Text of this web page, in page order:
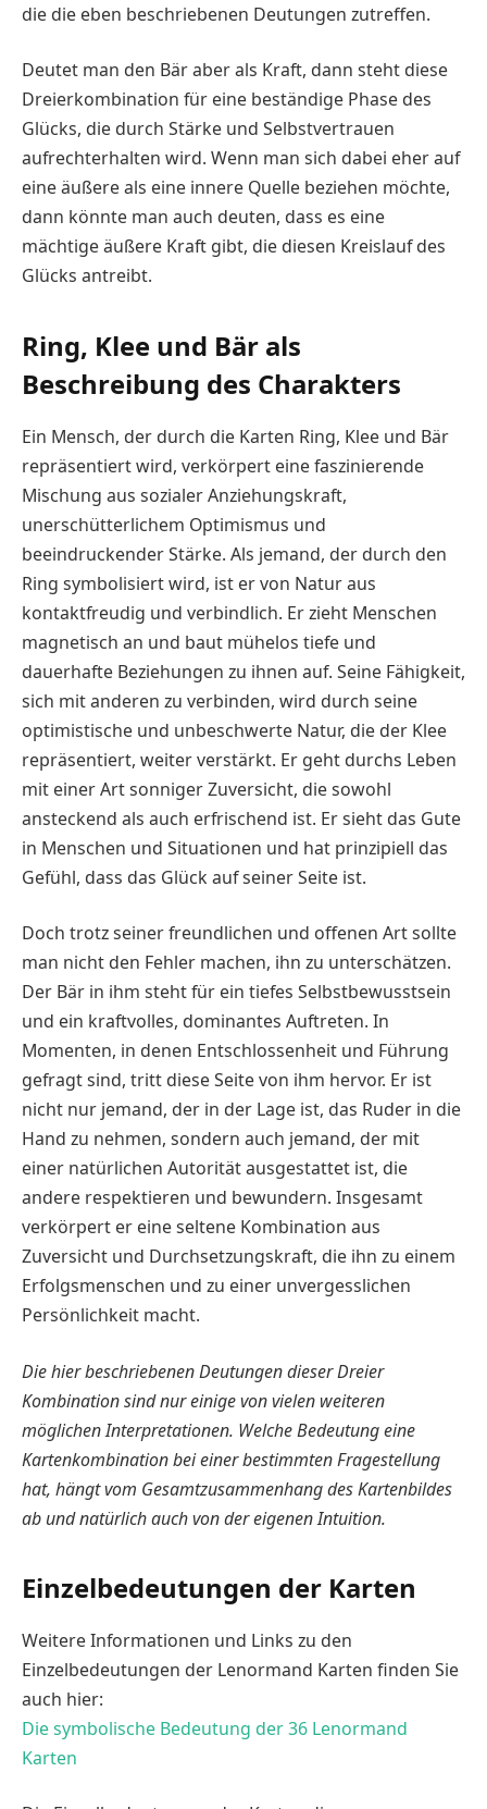
die die eben beschriebenen Deutungen zutreffen.
Deutet man den Bär aber als Kraft, dann steht diese
Dreierkombination für eine beständige Phase des
Glücks, die durch Stärke und Selbstvertrauen
aufrechterhalten wird. Wenn man sich dabei eher auf
eine äußere als eine innere Quelle beziehen möchte,
dann könnte man auch deuten, dass es eine
mächtige äußere Kraft gibt, die diesen Kreislauf des
Glücks antreibt.
Ring, Klee und Bär als
Beschreibung des Charakters
Ein Mensch, der durch die Karten Ring, Klee und Bär
repräsentiert wird, verkörpert eine faszinierende
Mischung aus sozialer Anziehungskraft,
unerschütterlichem Optimismus und
beeindruckender Stärke. Als jemand, der durch den
Ring symbolisiert wird, ist er von Natur aus
kontaktfreudig und verbindlich. Er zieht Menschen
magnetisch an und baut mühelos tiefe und
dauerhafte Beziehungen zu ihnen auf. Seine Fähigkeit,
sich mit anderen zu verbinden, wird durch seine
optimistische und unbeschwerte Natur, die der Klee
repräsentiert, weiter verstärkt. Er geht durchs Leben
mit einer Art sonniger Zuversicht, die sowohl
ansteckend als auch erfrischend ist. Er sieht das Gute
in Menschen und Situationen und hat prinzipiell das
Gefühl, dass das Glück auf seiner Seite ist.
Doch trotz seiner freundlichen und offenen Art sollte
man nicht den Fehler machen, ihn zu unterschätzen.
Der Bär in ihm steht für ein tiefes Selbstbewusstsein
und ein kraftvolles, dominantes Auftreten. In
Momenten, in denen Entschlossenheit und Führung
gefragt sind, tritt diese Seite von ihm hervor. Er ist
nicht nur jemand, der in der Lage ist, das Ruder in die
Hand zu nehmen, sondern auch jemand, der mit
einer natürlichen Autorität ausgestattet ist, die
andere respektieren und bewundern. Insgesamt
verkörpert er eine seltene Kombination aus
Zuversicht und Durchsetzungskraft, die ihn zu einem
Erfolgsmenschen und zu einer unvergesslichen
Persönlichkeit macht.
Die hier beschriebenen Deutungen dieser Dreier
Kombination sind nur einige von vielen weiteren
möglichen Interpretationen. Welche Bedeutung eine
Kartenkombination bei einer bestimmten Fragestellung
hat, hängt vom Gesamtzusammenhang des Kartenbildes
ab und natürlich auch von der eigenen Intuition.
Einzelbedeutungen der Karten
Weitere Informationen und Links zu den
Einzelbedeutungen der Lenormand Karten finden Sie
auch hier:
Die symbolische Bedeutung der 36 Lenormand
Karten